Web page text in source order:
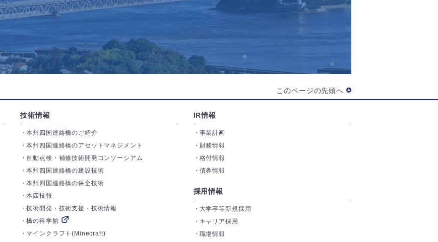
このページの先頭へ
技術情報
本州四国連絡橋のご紹介
本州四国連絡橋のアセットマネジメント
自動点検・補修技術開発コンソーシアム
本州四国連絡橋の建設技術
本州四国連絡橋の保全技術
本四技報
技術開発・技術支援・技術情報
橋の科学館
マインクラフト(Minecraft)
IR情報
事業計画
財務情報
格付情報
債券情報
採用情報
大学卒等新規採用
キャリア採用
職場情報